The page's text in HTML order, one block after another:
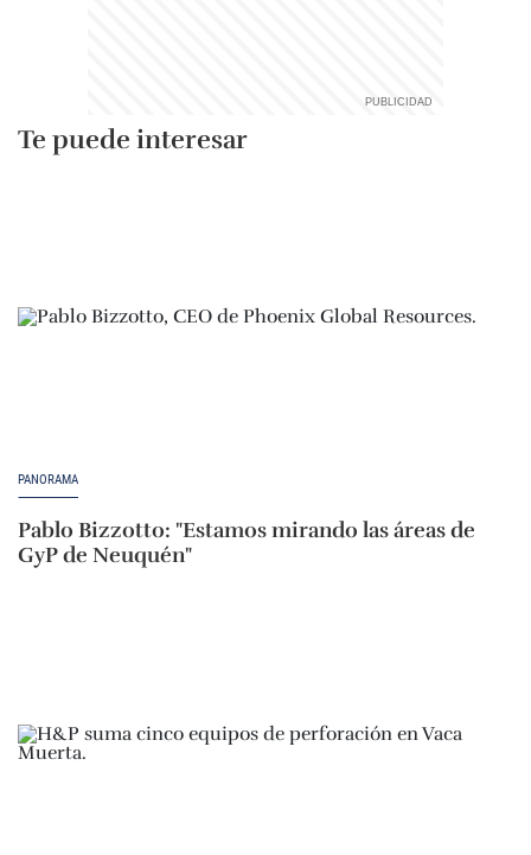
Te puede interesar
PANORAMA
Pablo Bizzotto: "Estamos mirando las áreas de
GyP de Neuquén"